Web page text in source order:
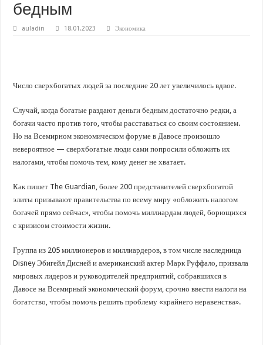
Важные правила обращения в вашу страховую компанию
бедным
auladin 18.01.2023 Экономика
Число сверхбогатых людей за последние 20 лет увеличилось вдвое.
Случай, когда богатые раздают деньги бедным достаточно редки, а
богачи часто против того, чтобы расставаться со своим состоянием.
Но на Всемирном экономическом форуме в Давосе произошло
невероятное — сверхбогатые люди сами попросили обложить их
налогами, чтобы помочь тем, кому денег не хватает.
Как пишет The Guardian, более 200 представителей сверхбогатой
элиты призывают правительства по всему миру «обложить налогом
богачей прямо сейчас», чтобы помочь миллиардам людей, борющихся
с кризисом стоимости жизни.
Группа из 205 миллионеров и миллиардеров, в том числе наследница
Disney Эбигейл Дисней и американский актер Марк Руффало, призвала
мировых лидеров и руководителей предприятий, собравшихся в
Давосе на Всемирный экономический форум, срочно ввести налоги на
богатство, чтобы помочь решить проблему «крайнего неравенства».